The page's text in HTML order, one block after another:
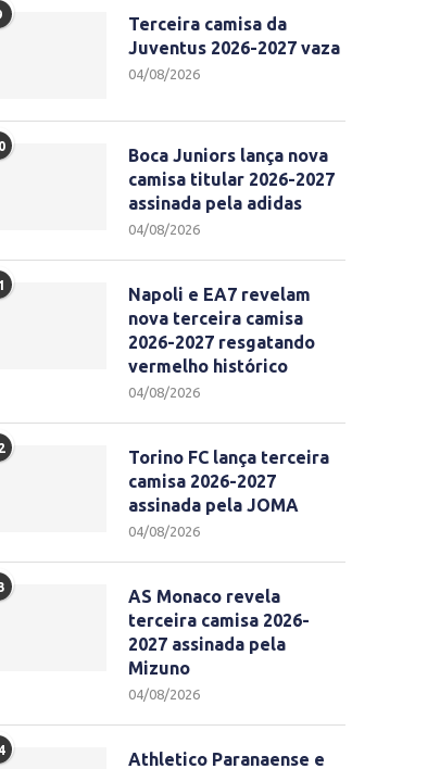
Terceira camisa da
Juventus 2026-2027 vaza
04/08/2026
Boca Juniors lança nova
camisa titular 2026-2027
assinada pela adidas
04/08/2026
Napoli e EA7 revelam
nova terceira camisa
2026-2027 resgatando
vermelho histórico
04/08/2026
Torino FC lança terceira
camisa 2026-2027
assinada pela JOMA
04/08/2026
AS Monaco revela
terceira camisa 2026-
2027 assinada pela
Mizuno
04/08/2026
Athletico Paranaense e